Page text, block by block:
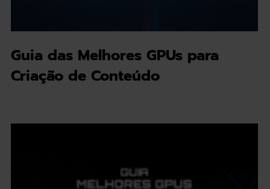
Guia das Melhores GPUs para
Criação de Conteúdo